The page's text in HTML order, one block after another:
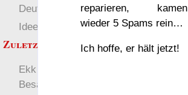
reparieren, kamen
wieder 5 Spams rein…
Ich hoffe, er hält jetzt!
Deutsch
Ideen für Merkmale
Zuletzt angezeigt:
Ekk (1): Panische
Besatzer